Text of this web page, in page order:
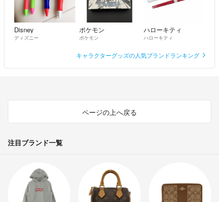
Disney
ディズニー
ポケモン
ポケモン
ハローキティ
ハローキティ
キャラクターグッズの人気ブランドランキング
ページの上へ戻る
注目ブランド一覧